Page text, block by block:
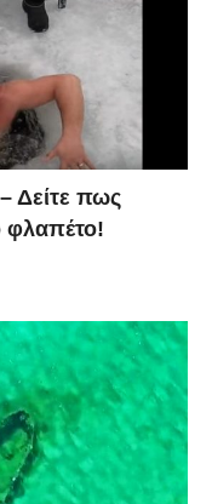
– Δείτε πως
φλαπέτο!